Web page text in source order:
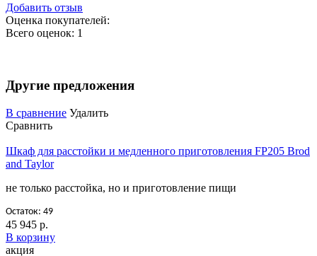
Добавить отзыв
Оценка покупателей:
Всего оценок: 1
Другие предложения
В сравнение Удалить
Сравнить
Шкаф для расстойки и медленного приготовления FP205 Brod
and Taylor
не только расстойка, но и приготовление пищи
Остаток: 49
45 945 р.
В корзину
акция